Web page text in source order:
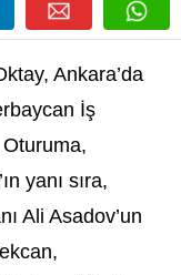
Ankara’da
İş
yanı sıra,
Ali Asadov’un